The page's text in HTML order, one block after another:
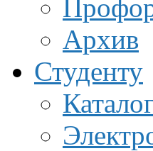
Архив
Студенту